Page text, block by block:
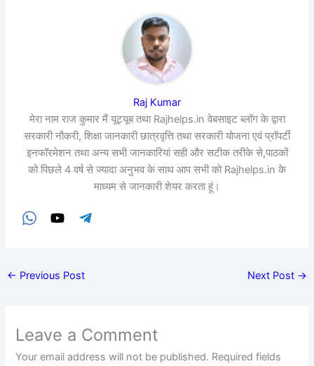
Raj Kumar
मेरा नाम राज कुमार मैं यूट्यूब तथा Rajhelps.in वेबसाइट ब्लॉग के द्वारा
सरकारी नौकरी, शिक्षा जानकारी छात्रवृत्ति तथा सरकारी योजना एवं प्रॉपर्टी
इनफॉरमेशन तथा अन्य सभी जानकारियां सही और सटीक तरीके से,पाठकों
को पिछले 4 वर्ष से ज्यादा अनुभव के साथ आप सभी को Rajhelps.in के
माध्यम से जानकारी शेयर करता हूं।
← Previous Post Next Post →
Leave a Comment
Your email address will not be published. Required fields